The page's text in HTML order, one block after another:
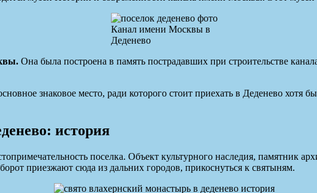
Канал имени Москвы в
Деденево
Она была построена в память пострадавших при строительстве
знаковое место, ради которого стоит приехать в Деденево
история
поселка. Объект культурного наследия, памятник
приезжают сюда из дальних городов, прикоснуться к святыням.